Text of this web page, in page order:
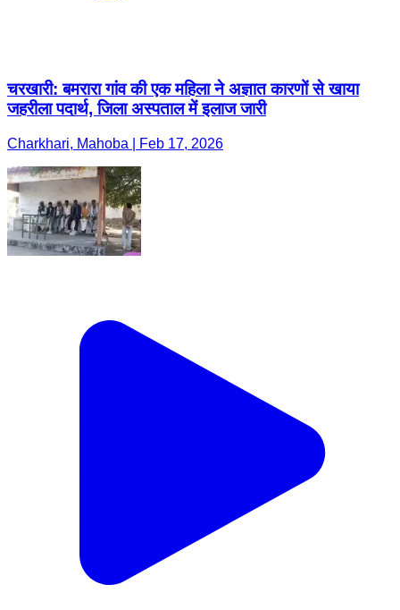
चरखारी: बमरारा गांव की एक महिला ने अज्ञात कारणों से खाया
जहरीला पदार्थ, जिला अस्पताल में इलाज जारी
Charkhari, Mahoba | Feb 17, 2026